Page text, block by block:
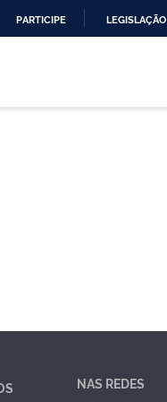
PARTICIPE LEGISLAÇÃO
NAS REDES